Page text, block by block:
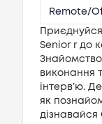
Remote/
Senior r до
виконання
інтерв’ю.
як